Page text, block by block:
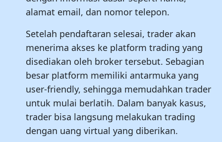
alamat email, dan nomor telepon.
Setelah pendaftaran selesai, trader akan
menerima akses ke platform trading yang
disediakan oleh broker tersebut. Sebagian
besar platform memiliki antarmuka yang
user-friendly, sehingga memudahkan trader
untuk mulai berlatih. Dalam banyak kasus,
trader bisa langsung melakukan trading
dengan uang virtual yang diberikan.